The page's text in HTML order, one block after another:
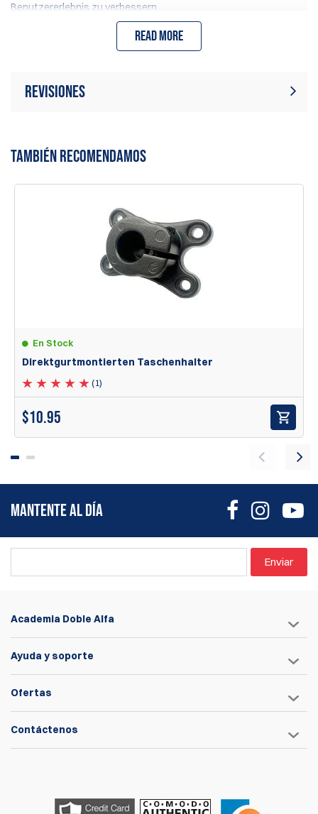
Benutzererlebnis zu verbessern.
Wesentliche Verbesserungen der Röntgen-
Aluminiumtaschen im Vergleich zu den Xi/XIP-Modellen
Taschenkörpers und der Einsätze, die das Einsetzen der
hinteren Ecke, die verhindert, dass sich der Druckspacer
lösen.
13mm erweitert, für erhöhte Sicherheit und Stabilität.
Ein markantes Durchsicht-Design, das durch
Ausschnittfenster Gewicht reduziert und die Optik
Die Röntgen-Aluminiumtaschen sind mit den folgenden
Funktionalität, Höhenoptionen und die Möglichkeit bieten,
Eine robuste Aluminium-Kugelgelenk-Gürtelaufhängung,
die es den Benutzern erlaubt, die Tasche in ihrem
bevorzugten Winkel und Neigung einzustellen und sicher
zu verriegeln.
Eine formschlüssige Verbindung gepaart mit einer eigens
mit den meisten Doppelstapelmagazinen (ausgenommen
Glock .45 und HK .45 Magazine).
Drei einstellbare Höhenpositionen für den
Magazin im Taschenkörper sitzt.
ermöglicht durch ein großes Spannrad.
Read more
Revisiones
productos. Sé el primero en escribir
una reseña
TAMBIÉN RECOMENDAMOS
En Stock
Direktgurtmontierten Taschenhalter
(1)
$10.95
MANTENTE AL DÍA
Enviar
Academia Doble Alfa
Ayuda y soporte
Ofertas
Contáctenos